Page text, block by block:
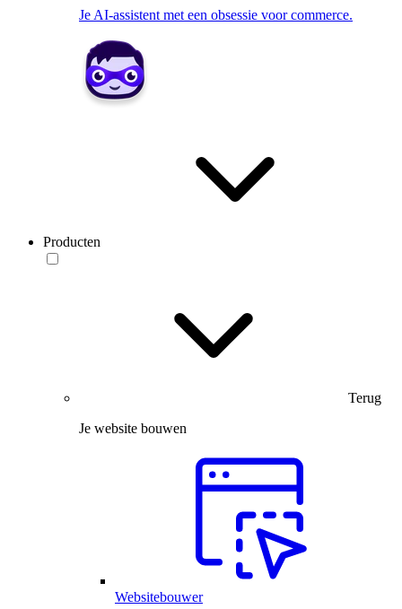
Je AI-assistent met een obsessie voor commerce.
Producten
Terug
Je website bouwen
Websitebouwer